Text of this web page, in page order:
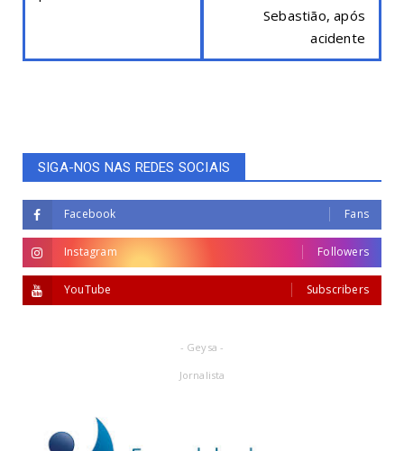
Sebastião, após
acidente
SIGA-NOS NAS REDES SOCIAIS
Facebook Fans
Instagram Followers
YouTube Subscribers
- Geysa -
Jornalista